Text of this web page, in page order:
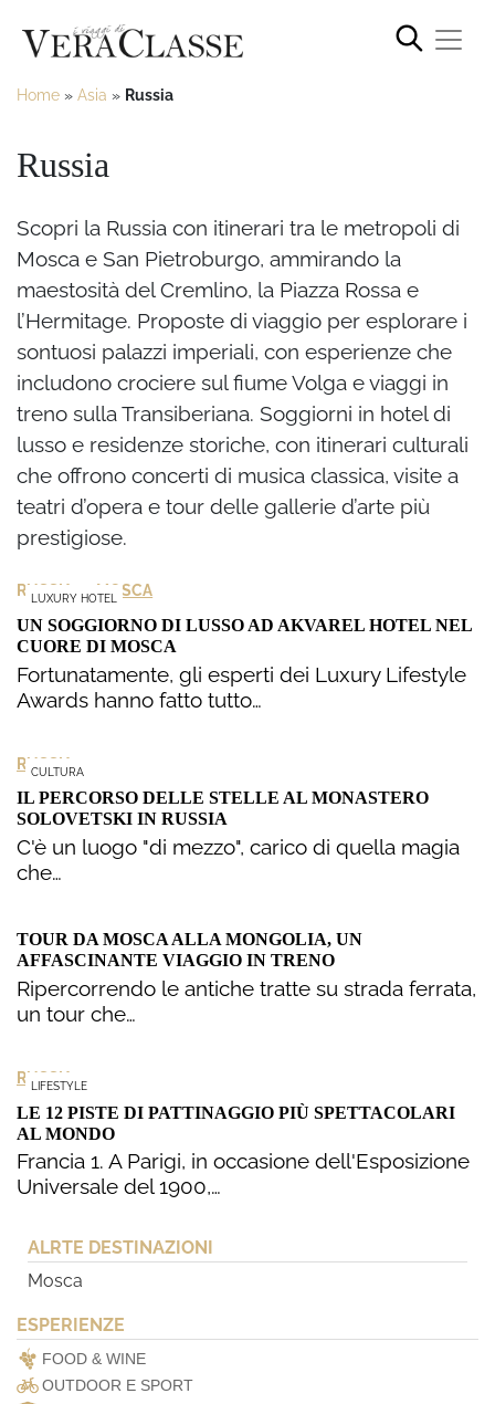
Home » Asia » Russia
Russia
Scopri la Russia con itinerari tra le metropoli di
Mosca e San Pietroburgo, ammirando la
maestosità del Cremlino, la Piazza Rossa e
l’Hermitage. Proposte di viaggio per esplorare i
sontuosi palazzi imperiali, con esperienze che
includono crociere sul fiume Volga e viaggi in
treno sulla Transiberiana. Soggiorni in hotel di
lusso e residenze storiche, con itinerari culturali
che offrono concerti di musica classica, visite a
teatri d’opera e tour delle gallerie d’arte più
prestigiose.
LUXURY HOTEL
RUSSIA > MOSCA
UN SOGGIORNO DI LUSSO AD AKVAREL HOTEL NEL
CUORE DI MOSCA
Fortunatamente, gli esperti dei Luxury Lifestyle
Awards hanno fatto tutto…
CULTURA
RUSSIA
IL PERCORSO DELLE STELLE AL MONASTERO
SOLOVETSKI IN RUSSIA
C'è un luogo "di mezzo", carico di quella magia
che…
TOUR DA MOSCA ALLA MONGOLIA, UN
AFFASCINANTE VIAGGIO IN TRENO
Ripercorrendo le antiche tratte su strada ferrata,
un tour che…
LIFESTYLE
RUSSIA
LE 12 PISTE DI PATTINAGGIO PIÙ SPETTACOLARI
AL MONDO
Francia 1. A Parigi, in occasione dell'Esposizione
Universale del 1900,…
ALRTE DESTINAZIONI
Mosca
ESPERIENZE
FOOD & WINE
OUTDOOR E SPORT